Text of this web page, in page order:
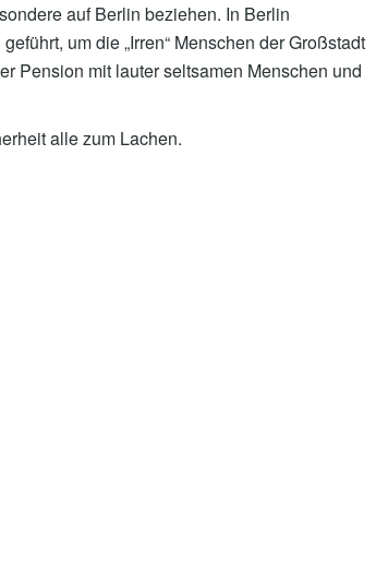
auf Berlin beziehen. In Berlin
um die „Irren“ Menschen der Großstadt
Pension mit lauter seltsamen Menschen und
alle zum Lachen.